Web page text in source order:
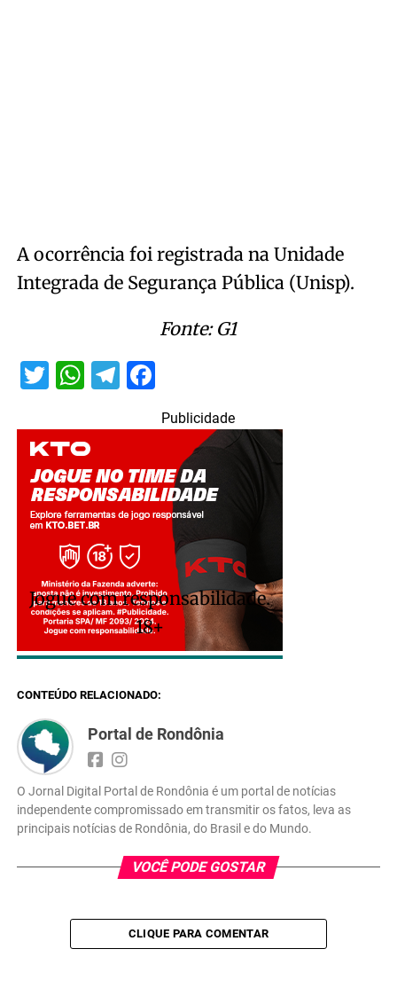
A ocorrência foi registrada na Unidade
Integrada de Segurança Pública (Unisp).
Fonte: G1
Twitter
WhatsApp
Telegram
Facebook
Publicidade
Jogue com responsabilidade.
18+
CONTEÚDO RELACIONADO:
Portal de Rondônia
O Jornal Digital Portal de Rondônia é um portal de notícias
independente compromissado em transmitir os fatos, leva as
principais notícias de Rondônia, do Brasil e do Mundo.
VOCÊ PODE GOSTAR
CLIQUE PARA COMENTAR